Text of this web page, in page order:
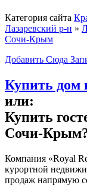
Категория сайта
Лазаревский р-н »
Сочи-Крым
Добавить Сюда
Купить дом
или:
Купить
Сочи-
Компания «Royal
курортной
продаж напрямую